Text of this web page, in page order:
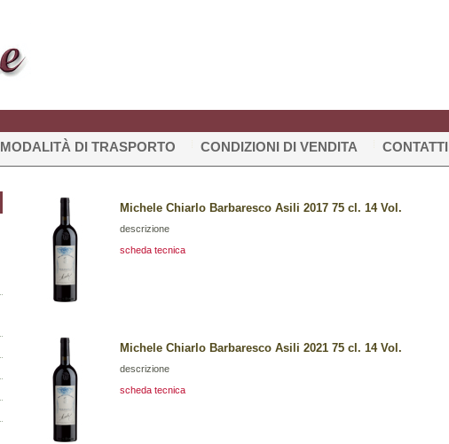
MODALITÀ DI TRASPORTO CONDIZIONI DI VENDITA CONTATTI
Michele Chiarlo Barbaresco Asili 2017 75 cl. 14 Vol.
descrizione
scheda tecnica
Michele Chiarlo Barbaresco Asili 2021 75 cl. 14 Vol.
descrizione
scheda tecnica